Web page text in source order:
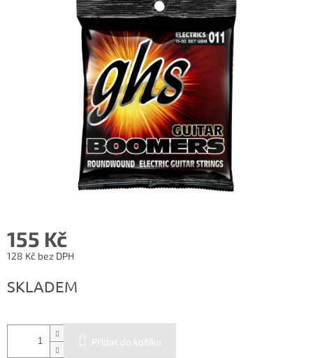
155 Kč
128 Kč bez DPH
cena:
SKLADEM
Přidat do košíku